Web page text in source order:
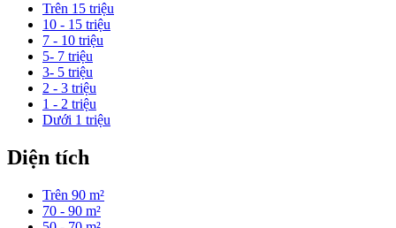
Trên 15 triệu
10 - 15 triệu
7 - 10 triệu
5- 7 triệu
3- 5 triệu
2 - 3 triệu
1 - 2 triệu
Dưới 1 triệu
Diện tích
Trên 90 m²
70 - 90 m²